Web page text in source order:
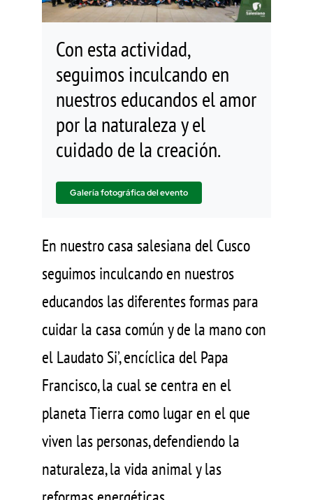
Con esta actividad,
seguimos inculcando en
nuestros educandos el amor
por la naturaleza y el
cuidado de la creación.
Galería fotográfica del evento
En nuestro casa salesiana del Cusco
seguimos inculcando en nuestros
educandos las diferentes formas para
cuidar la casa común y de la mano con
el Laudato Si’, encíclica del Papa
Francisco, la cual se centra en el
planeta Tierra como lugar en el que
viven las personas, defendiendo la
naturaleza, la vida animal y las